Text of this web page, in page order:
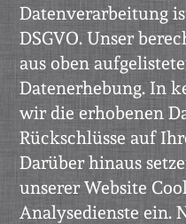
Datenverarbeitung
DSGVO. Unser
aus oben
Datenerhebung. In
wir die erhobenen
Rückschlüsse auf
Darüber hinaus
unserer Website
Analysedienste ein.